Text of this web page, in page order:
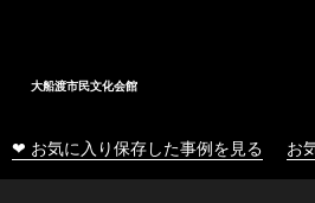
大船渡市民文化会館
❤ お気に入り保存した事例を見る お